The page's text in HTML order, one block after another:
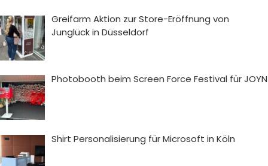
Greifarm Aktion zur Store-Eröffnung von
Junglück in Düsseldorf
Photobooth beim Screen Force Festival für JOYN
Shirt Personalisierung für Microsoft in Köln